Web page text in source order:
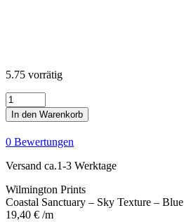
5.75 vorrätig
Coastal
Sanctuary
-
Sky
Texture
-
Blue
Menge
In den Warenkorb
0 Bewertungen
Versand ca.1-3 Werktage
Wilmington Prints
Coastal Sanctuary – Sky Texture – Blue
19,40 € /m